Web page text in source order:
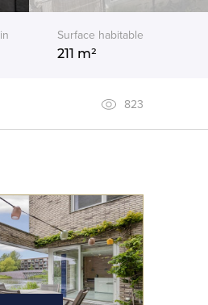
Surface habitable
211 m²
823